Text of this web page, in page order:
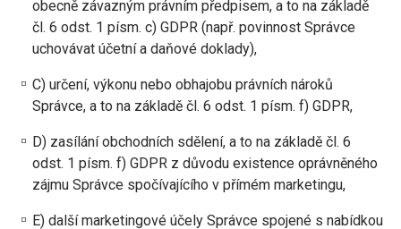
obecně závazným právním předpisem, a to na základě
čl. 6 odst. 1 písm. c) GDPR (např. povinnost Správce
uchovávat účetní a daňové doklady),
C) určení, výkonu nebo obhajobu právních nároků
Správce, a to na základě čl. 6 odst. 1 písm. f) GDPR,
D) zasílání obchodních sdělení, a to na základě čl. 6
odst. 1 písm. f) GDPR z důvodu existence oprávněného
zájmu Správce spočívajícího v přímém marketingu,
E) další marketingové účely Správce spojené s nabídkou